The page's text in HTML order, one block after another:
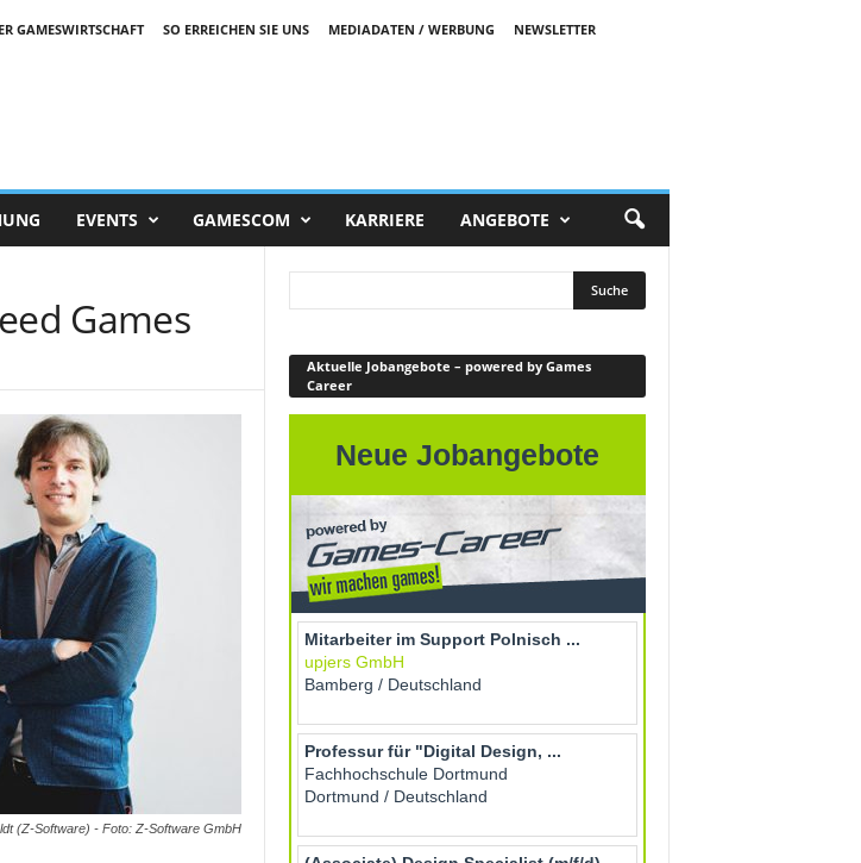
GAMESWIRTSCHAFT SO ERREICHEN SIE UNS MEDIADATEN / WERBUNG
NEWSLETTER
EVENTS GAMESCOM KARRIERE ANGEBOTE
Games
(Z-Software) - Foto: Z-Software GmbH
Aktuelle Jobangebote – powered by Games
Career